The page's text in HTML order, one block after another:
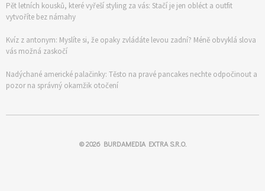
Pět letních kousků, které vyřeší styling za vás: Stačí je jen obléct a outfit
vytvoříte bez námahy
Kvíz z antonym: Myslíte si, že opaky zvládáte levou zadní? Méně obvyklá slova
vás možná zaskočí
Nadýchané americké palačinky: Těsto na pravé pancakes nechte odpočinout a
pozor na správný okamžik otočení
© 2026 BURDAMEDIA EXTRA S.R.O.